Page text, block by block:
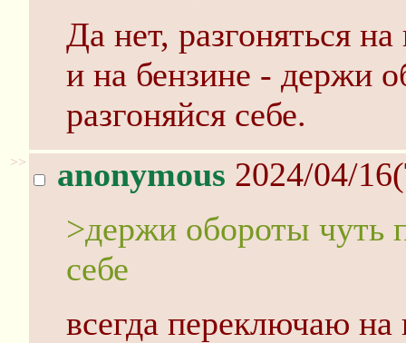
Да нет, разгоняться
и на бензине - держи
разгоняйся себе.
>> anonymous 2024/04/
>держи обороты чуть
себе
всегда переключаю